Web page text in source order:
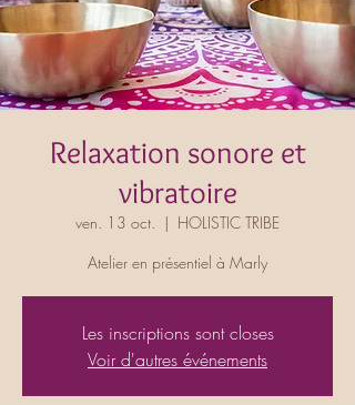
Relaxation sonore et
vibratoire
ven. 13 oct.
  |
HOLISTIC TRIBE
Atelier en présentiel à Marly
Les inscriptions sont closes
Voir d'autres événements